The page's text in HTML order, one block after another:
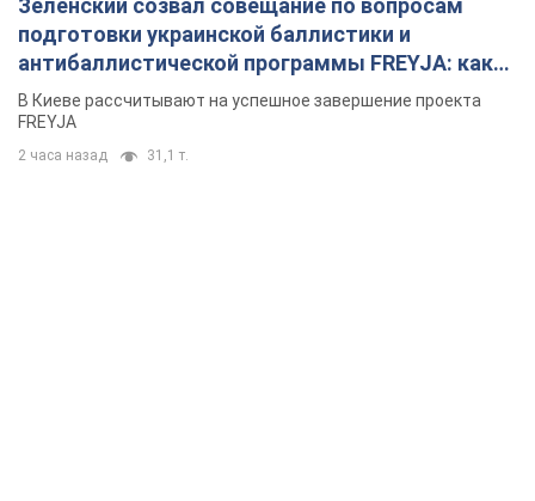
Зеленский созвал совещание по вопросам
подготовки украинской баллистики и
антибаллистической программы FREYJA: какие
решения готовятся
В Киеве рассчитывают на успешное завершение проекта
FREYJA
2 часа назад 31,1 т.